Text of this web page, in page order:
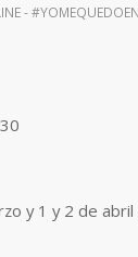
-
y 1 y 2 de abril